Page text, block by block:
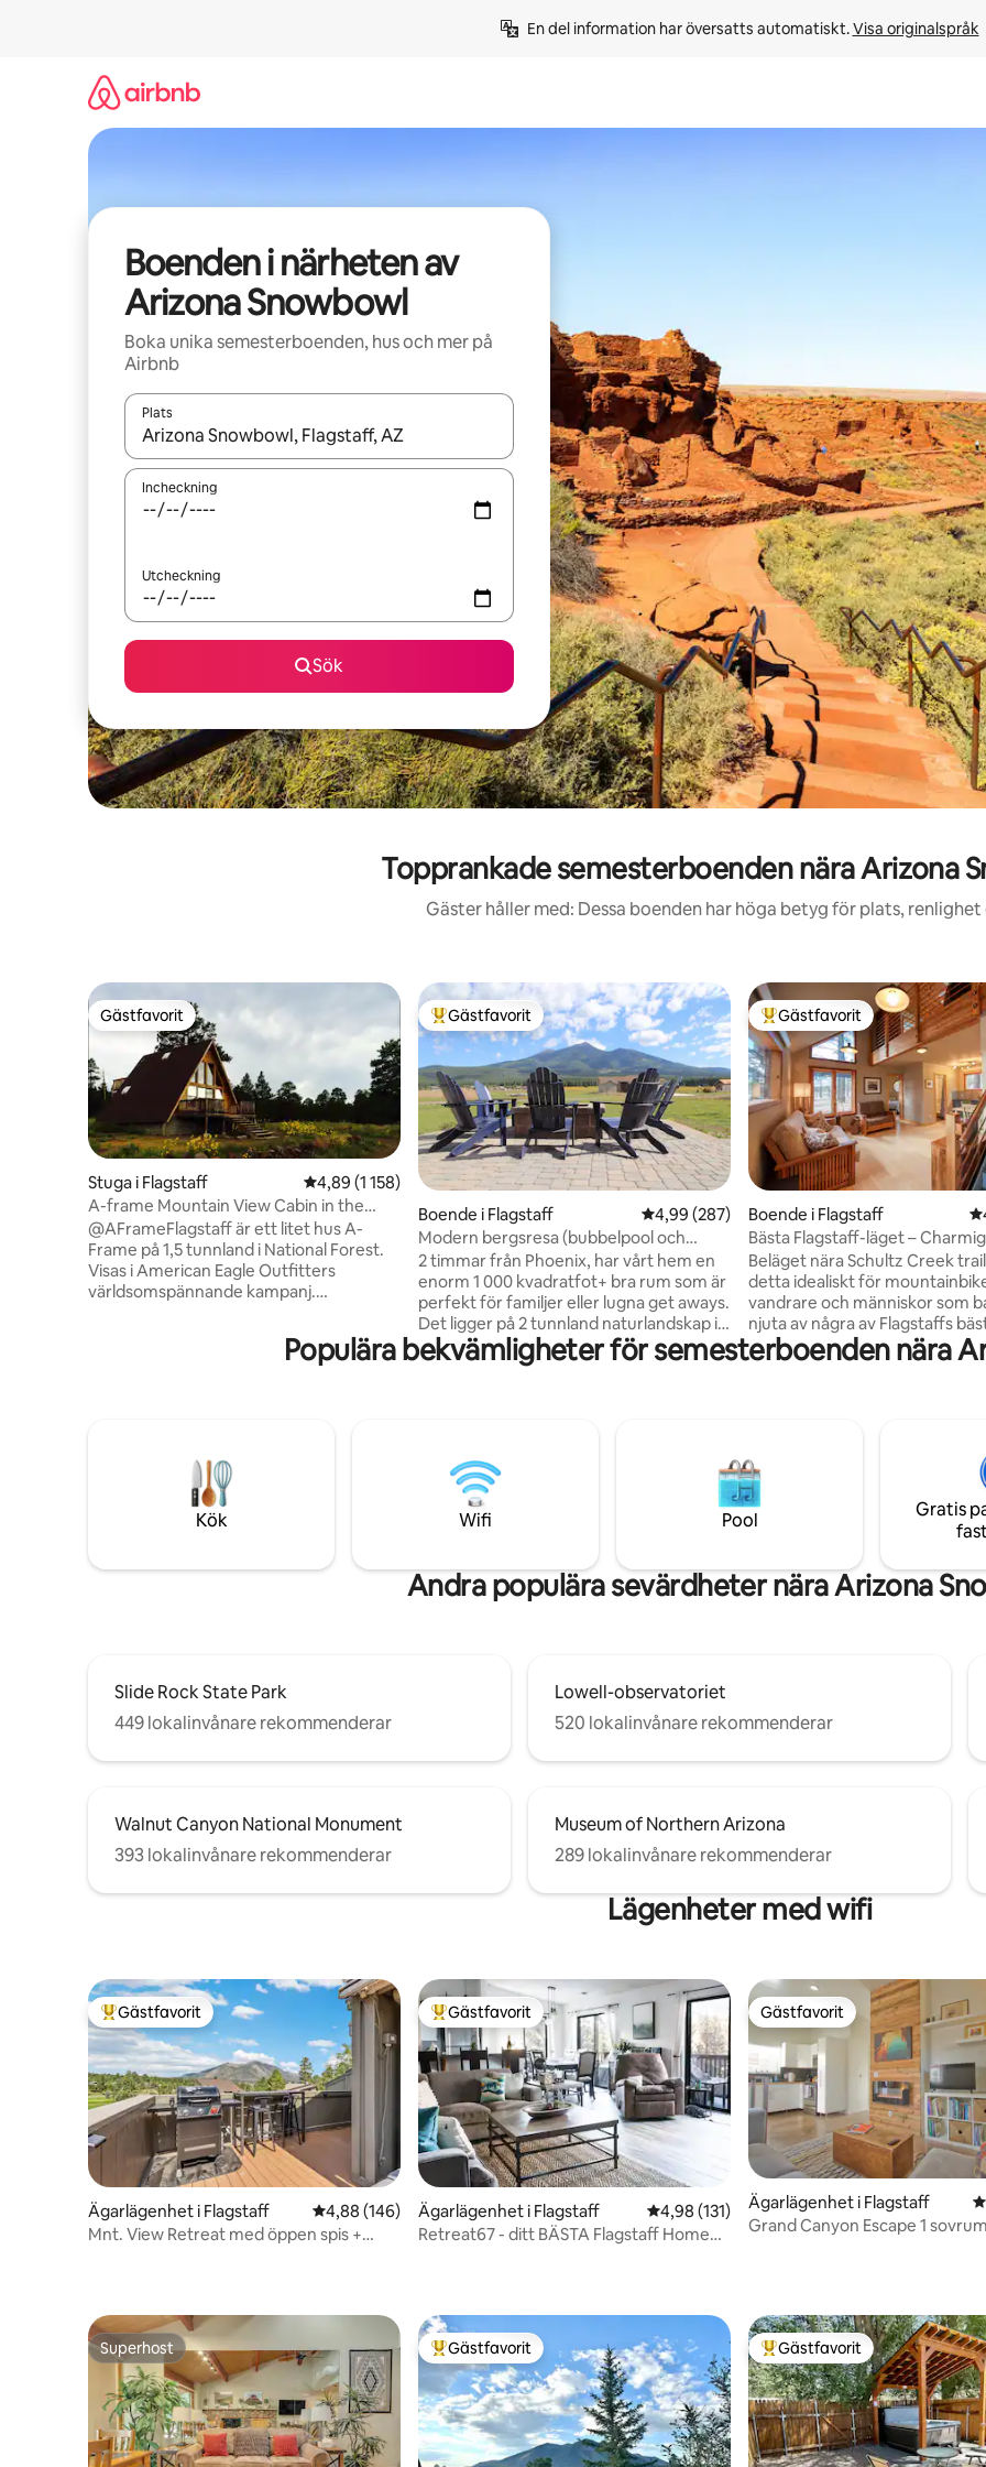
En del information har översatts automatiskt. Visa originalspråk
Boenden i närheten av
Arizona Snowbowl
Boka unika semesterboenden, hus och mer på
Airbnb
Plats
När resultaten är tillgängliga kan du navigera med upp- och nedåtpilarna eller utforska genom att trycka eller svepa.
Incheckning
Utcheckning
Sök
Topprankade semesterboenden nära Arizona
Gäster håller med: Dessa boenden har höga betyg för plats, renlighet
Gästfavorit
Gästfavorit
Stuga i Flagstaff 4,89 av 5 i genomsnittligt betyg, 1 158 omdömen
4,89 (1 158)
A-frame Mountain View Cabin in the
National Forest
@AFrameFlagstaff är ett litet hus A-
Frame på 1,5 tunnland i National Forest.
Visas i American Eagle Outfitters
världsomspännande kampanj.
glamping och stjärnskådning. 10 minuter
till historiska centrum/Route 66. 15
CANYON, Horseshoe Bend, Antelope
Canyon och Petrified Forest. 2,5 timmar
till Monument Valley. Vår annons "Tiny
Mountain View Sauna Cabin" i närheten
Populär gästfavorit
Gästfavorit
Boende i Flagstaff 4,99 av 5 i genomsnittligt betyg, 287
4,99 (287)
Modern bergsresa (bubbelpool och
laddning för elbil)
2 timmar från Phoenix, har vårt hem en
enorm 1 000 kvadratfot+ bra rum som är
perfekt för familjer eller lugna get aways.
Det ligger på 2 tunnland naturlandskap i
en mycket lugn del av nordvästra
flaggan. Vårt boende ligger 1 minut till
gaseldgrop som vetter mot San
Francisco Peaks och erbjuder fantastisk
utsikt. Vår bakre uteplats har ett
bubbelpool och inga stadsljus.
Populär gästfavorit
Gästfavorit
Boende i Flagstaff
Bästa Flagstaff-läget – Charmig
gäststuga
Beläget nära Schultz Creek
detta idealiskt för
vandrare och människor som
njuta av några av Flagstaffs
Det är en kort bilresa till
ändå är centrum bara 3 miles
Canyon bara 70 miles uppför
du vill vara nära staden och
steg från den nationella skogen,
inte denna pärla. Ägarens hus
plats.
Populära bekvämligheter för semesterboenden nära
Kök Wifi Pool
Gratis
Andra populära sevärdheter nära Arizona
Slide Rock State Park
449 lokalinvånare rekommenderar
Lowell-observatoriet
520 lokalinvånare rekommenderar
Walnut Canyon National Monument
393 lokalinvånare rekommenderar
Museum of Northern Arizona
289 lokalinvånare rekommenderar
Lägenheter med wifi
Populär gästfavorit
Gästfavorit
Ägarlägenhet i Flagstaff 4,88 av 5 i genomsnittligt betyg, 146 omdömen
4,88 (146)
Mnt. View Retreat med öppen spis +
Populär gästfavorit
Gästfavorit
Ägarlägenhet i Flagstaff 4,98 av 5 i genomsnittligt betyg, 131
4,98 (131)
Retreat67 - ditt BÄSTA Flagstaff Home
Gästfavorit
Gästfavorit
Ägarlägenhet i Flagstaff
Grand Canyon Escape 1
Superhost
Superhost Populär gästfavorit
Gästfavorit Populär gästfavorit
Gästfavorit